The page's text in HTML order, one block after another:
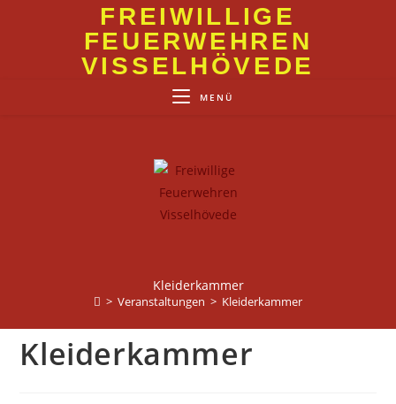
FREIWILLIGE
FEUERWEHREN
VISSELHÖVEDE
MENÜ
Kleiderkammer
> Veranstaltungen > Kleiderkammer
Kleiderkammer